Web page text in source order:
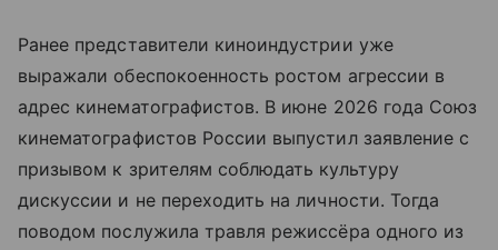
Ранее представители киноиндустрии уже
выражали обеспокоенность ростом агрессии в
адрес кинематографистов. В июне 2026 года Союз
кинематографистов России выпустил заявление с
призывом к зрителям соблюдать культуру
дискуссии и не переходить на личности. Тогда
поводом послужила травля режиссёра одного из